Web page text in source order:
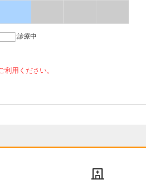
:診療中
用ください。